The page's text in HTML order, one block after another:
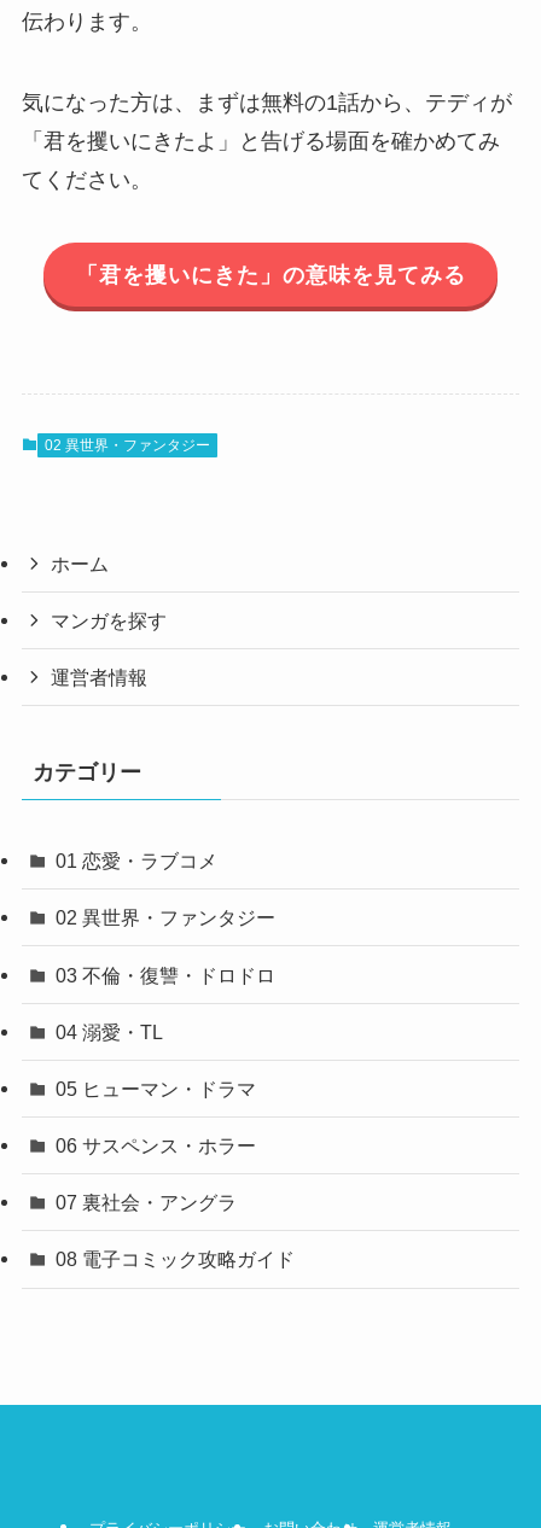
伝わります。
気になった方は、まずは無料の1話から、テディが
「君を攫いにきたよ」と告げる場面を確かめてみ
てください。
「君を攫いにきた」の意味を見てみる
02 異世界・ファンタジー
ホーム
マンガを探す
運営者情報
カテゴリー
01 恋愛・ラブコメ
02 異世界・ファンタジー
03 不倫・復讐・ドロドロ
04 溺愛・TL
05 ヒューマン・ドラマ
06 サスペンス・ホラー
07 裏社会・アングラ
08 電子コミック攻略ガイド